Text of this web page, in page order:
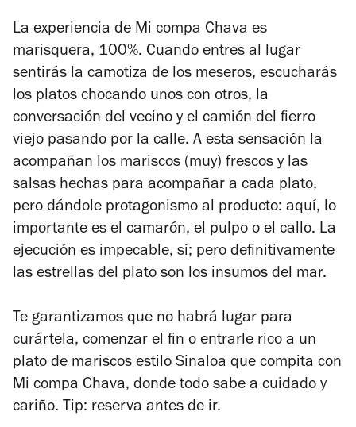
La experiencia de Mi compa Chava es
marisquera, 100%. Cuando entres al lugar
sentirás la camotiza de los meseros, escucharás
los platos chocando unos con otros, la
conversación del vecino y el camión del fierro
viejo pasando por la calle. A esta sensación la
acompañan los mariscos (muy) frescos y las
salsas hechas para acompañar a cada plato,
pero dándole protagonismo al producto: aquí, lo
importante es el camarón, el pulpo o el callo. La
ejecución es impecable, sí; pero definitivamente
las estrellas del plato son los insumos del mar.
Te garantizamos que no habrá lugar para
curártela, comenzar el fin o entrarle rico a un
plato de mariscos estilo Sinaloa que compita con
Mi compa Chava, donde todo sabe a cuidado y
cariño. Tip: reserva antes de ir.